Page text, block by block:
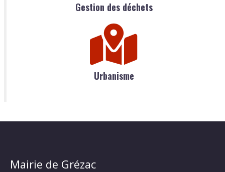
Gestion des déchets
Urbanisme
Mairie de Grézac